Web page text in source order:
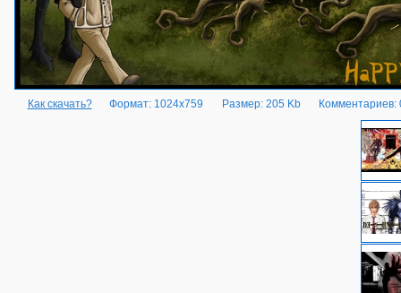
Как скачать? Формат: 1024x759 Размер: 205 Kb Комментариев: